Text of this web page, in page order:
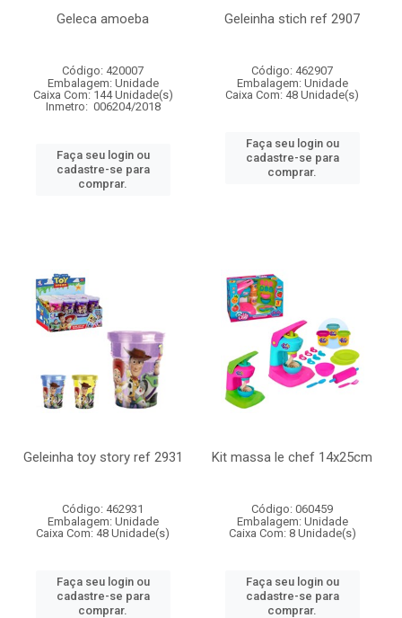
Geleca amoeba
Código: 420007
Embalagem: Unidade
Caixa Com: 144 Unidade(s)
Inmetro: 006204/2018
Faça seu login ou
cadastre-se para
comprar.
Geleinha stich ref 2907
Código: 462907
Embalagem: Unidade
Caixa Com: 48 Unidade(s)
Faça seu login ou
cadastre-se para
comprar.
Geleinha toy story ref 2931
Código: 462931
Embalagem: Unidade
Caixa Com: 48 Unidade(s)
Faça seu login ou
cadastre-se para
comprar.
Kit massa le chef 14x25cm
Código: 060459
Embalagem: Unidade
Caixa Com: 8 Unidade(s)
Faça seu login ou
cadastre-se para
comprar.